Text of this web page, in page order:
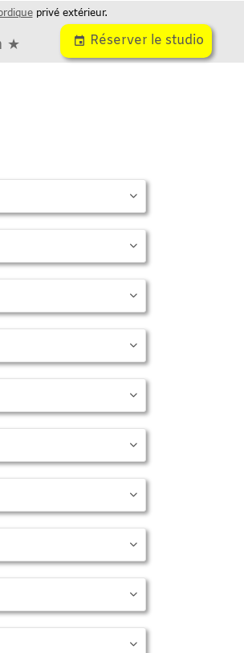
extérieur.
Réserver le studio